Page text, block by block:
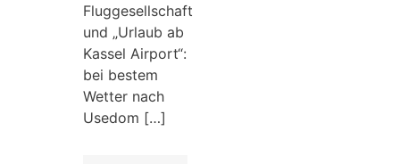
Fluggesellschaft
und „Urlaub ab
Kassel Airport“:
bei bestem
Wetter nach
Usedom […]